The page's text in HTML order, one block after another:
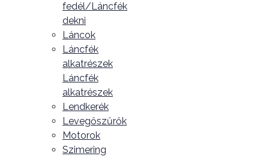
fedél/Láncfék
dekni
Láncok
Láncfék
alkatrészek
Láncfék
alkatrészek
Lendkerék
Levegőszűrők
Motorok
Szimering